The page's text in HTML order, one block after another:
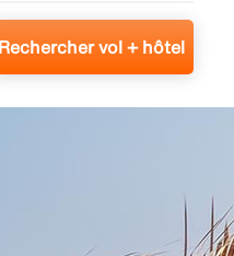
Rechercher vol + hôtel